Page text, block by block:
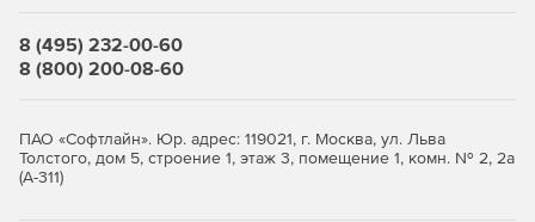
Голосовой и видеочат
помощи любому специалисту или пользователю на
каждом этапе устранения неполадок и обеспечения
беспроблемной удаленной помощи.
8 (495) 232-00-60
8 (800) 200-08-60
ПАО «Софтлайн». Юр. адрес: 119021, г. Москва, ул. Льва
Толстого, дом 5, строение 1, этаж 3, помещение 1, комн. № 2, 2а
(А-311)